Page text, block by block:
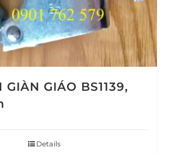
GIÀN GIÁO BS1139,
Details